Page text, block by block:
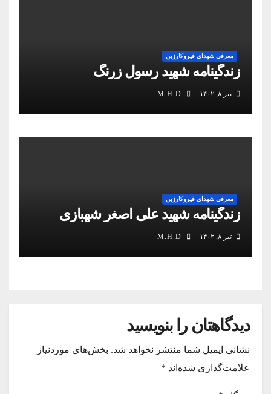
معرفی شهدای قیروکارزین
زندگینامه شهید رسول زرنگ
تیر ۸, ۱۴۰۲
معرفی شهدای قیروکارزین
زندگینامه شهید علی اصغر شهبازی
تیر ۸, ۱۴۰۲
دیدگاهتان را بنویسید
نشانی ایمیل شما منتشر نخواهد شد. بخش‌های موردنیاز
علامت‌گذاری شده‌اند *